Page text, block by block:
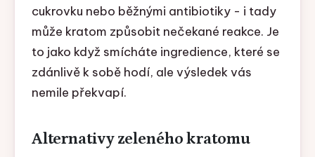
cukrovku nebo běžnými antibiotiky - i tady
může kratom způsobit nečekané reakce. Je
to jako když smícháte ingredience, které se
zdánlivě k sobě hodí, ale výsledek vás
nemile překvapí.
Alternativy zeleného kratomu